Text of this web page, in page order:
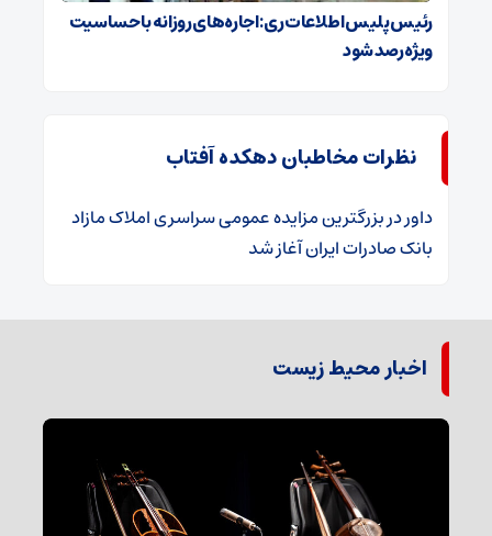
رئیس پلیس اطلاعات ری: اجاره‌های روزانه با حساسیت
ویژه رصد شود
نظرات مخاطبان دهکده آفتاب
داوردر​بزرگترین مزایده عمومی سراسری املاک مازاد
بانک صادرات ایران آغاز شد
اخبار محیط زیست